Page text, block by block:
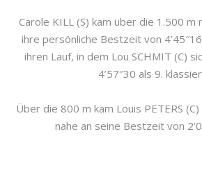
Carole KILL (S) kam über die 1.500 m
ihre persönliche Bestzeit von
ihren Lauf, in dem Lou SCHMIT (C)
4’57″30 als 9.
Über die 800 m kam Louis PETERS
nahe an seine Bestzeit von